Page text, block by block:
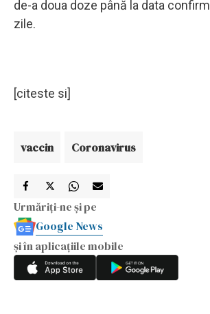
de-a doua doze până la data
zile.
[citeste si]
vaccin Coronavirus
Urmăriți-ne și pe
Google News
și în aplicațiile mobile